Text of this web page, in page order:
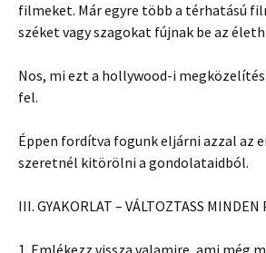
filmeket. Már egyre több a térhatású
széket vagy szagokat fújnak be az
Nos, mi ezt a hollywood-i
fel.
Éppen fordítva fogunk eljárni azzal az
szeretnél kitörölni a gondolataidból.
III. GYAKORLAT – VÁLTOZTASS MINDEN